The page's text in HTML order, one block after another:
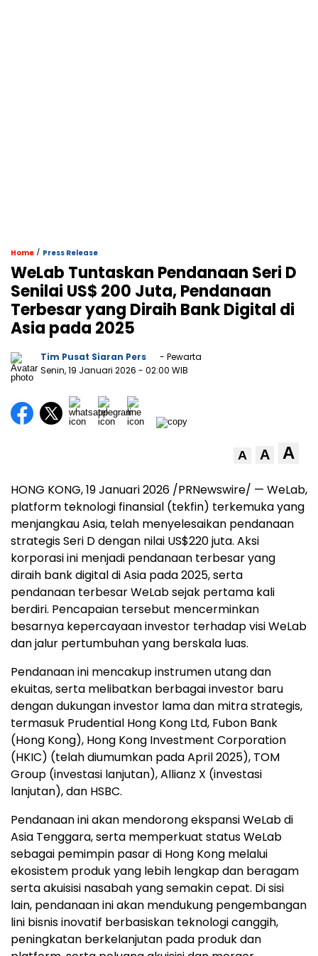
Home / Press Release
WeLab Tuntaskan Pendanaan Seri D
Senilai US$ 200 Juta, Pendanaan
Terbesar yang Diraih Bank Digital di
Asia pada 2025
Tim Pusat Siaran Pers
- Pewarta
Senin, 19 Januari 2026 - 02:00 WIB
A A A
HONG KONG, 19 Januari 2026 /PRNewswire/ — WeLab,
platform teknologi finansial (tekfin) terkemuka yang
menjangkau Asia, telah menyelesaikan pendanaan
strategis Seri D dengan nilai US$220 juta. Aksi
korporasi ini menjadi pendanaan terbesar yang
diraih bank digital di Asia pada 2025, serta
pendanaan terbesar WeLab sejak pertama kali
berdiri. Pencapaian tersebut mencerminkan
besarnya kepercayaan investor terhadap visi WeLab
dan jalur pertumbuhan yang berskala luas.
Pendanaan ini mencakup instrumen utang dan
ekuitas, serta melibatkan berbagai investor baru
dengan dukungan investor lama dan mitra strategis,
termasuk Prudential Hong Kong Ltd, Fubon Bank
(Hong Kong), Hong Kong Investment Corporation
(HKIC) (telah diumumkan pada April 2025), TOM
Group (investasi lanjutan), Allianz X (investasi
lanjutan), dan HSBC.
Pendanaan ini akan mendorong ekspansi WeLab di
Asia Tenggara, serta memperkuat status WeLab
sebagai pemimpin pasar di Hong Kong melalui
ekosistem produk yang lebih lengkap dan beragam
serta akuisisi nasabah yang semakin cepat. Di sisi
lain, pendanaan ini akan mendukung pengembangan
lini bisnis inovatif berbasiskan teknologi canggih,
peningkatan berkelanjutan pada produk dan